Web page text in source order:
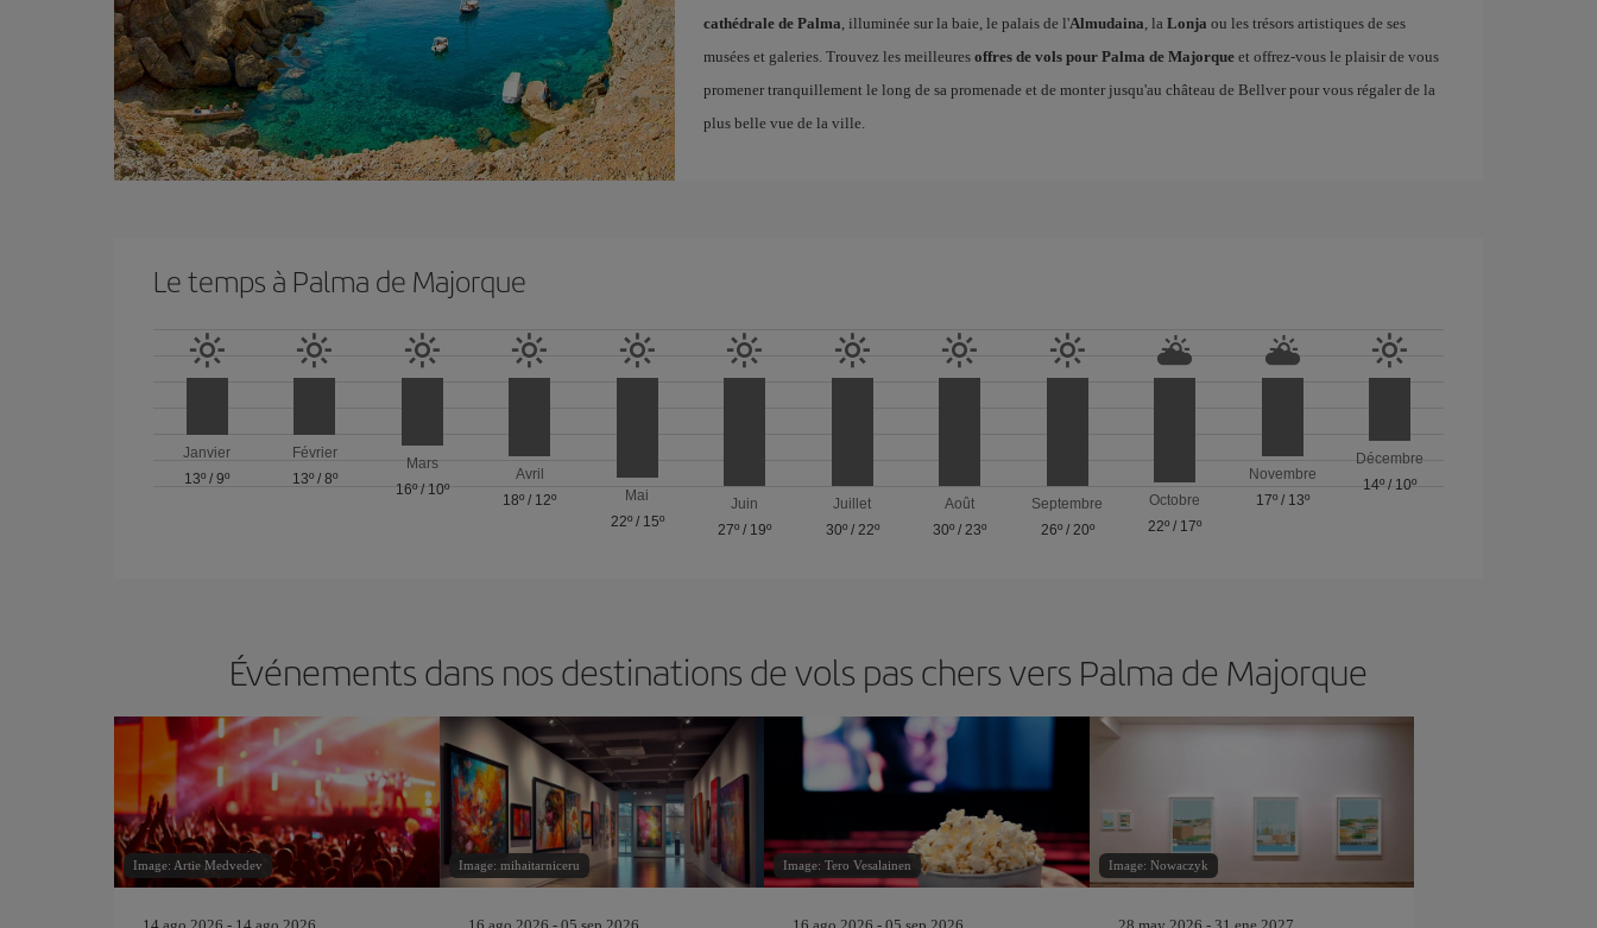
cathédrale de Palma, illuminée sur la baie, le palais de l'Almudaina, la Lonja ou les trésors artistiques de ses
musées et galeries. Trouvez les meilleures offres de vols pour Palma de Majorqueet offrez-vous le plaisir de vous
promener tranquillement le long de sa promenade et de monter jusqu'au château de Bellver pour vous régaler de la
plus belle vue de la ville.
Le temps à Palma de Majorque
Janvier
13º /9º
Février
13º/ 8º
Mars
16º/ 10º
Avril
18º / 12º
Mai
22º/ 15º
Juin
27º / 19º
Juillet
30º/ 22º
Août
30º /23º
Septembre
26º/ 20º
Octobre
22º / 17º
Novembre
17º/ 13º
Décembre
14º / 10º
Événements dans nos destinations de vols pas chers vers Palma de Majorque
Image: Artie Medvedev Image: mihaitarniceru Image: Tero Vesalainen Image: Nowaczyk